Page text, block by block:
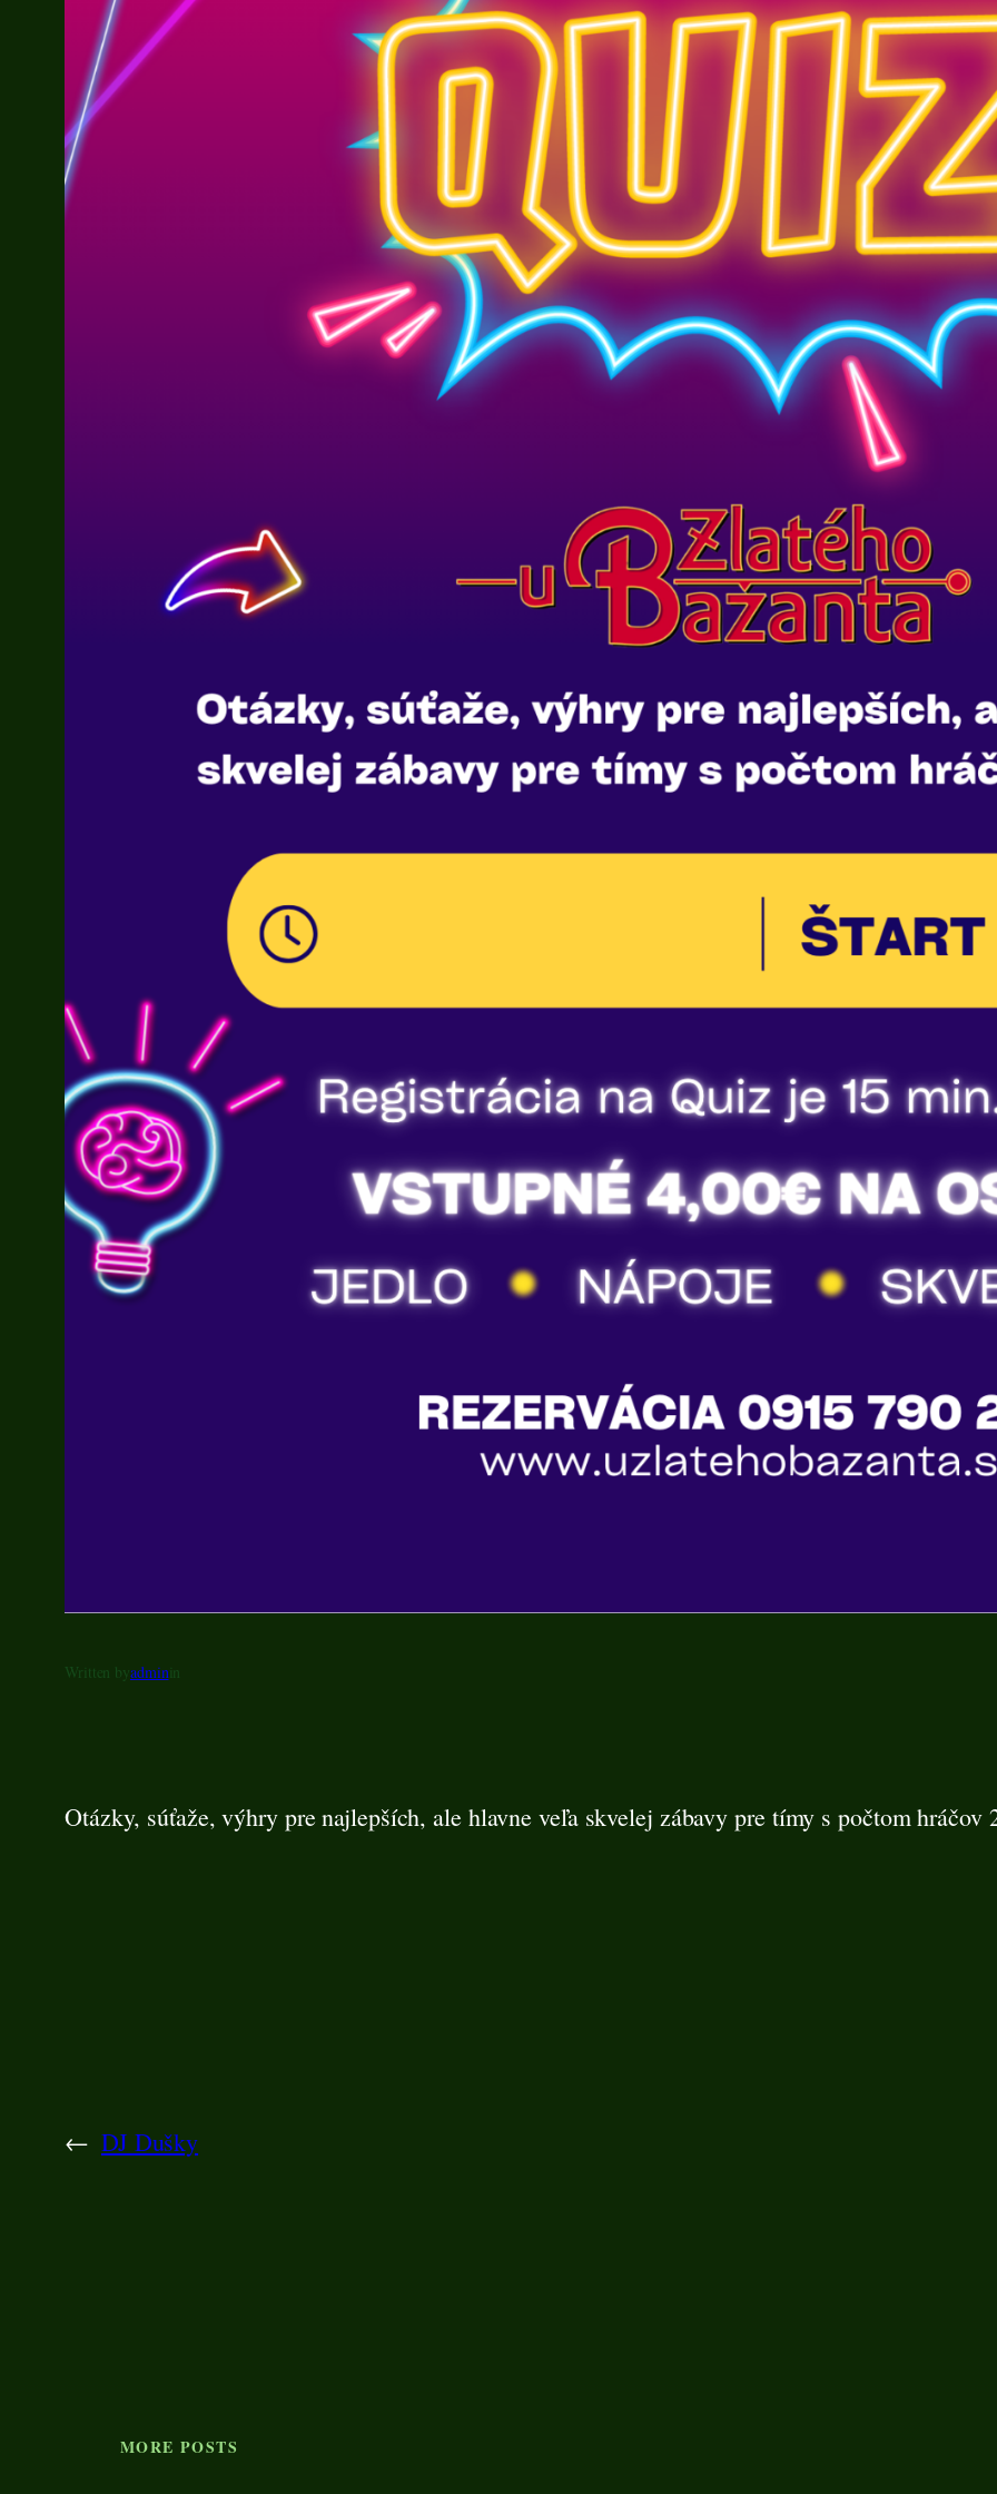
Written byadminin
Otázky, súťaže, výhry pre najlepších, ale hlavne veľa skvelej zábavy pre tímy s počtom hráčov
← DJ Dušky
MORE POSTS